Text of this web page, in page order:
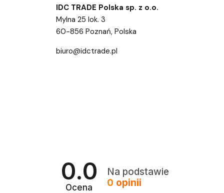
IDC TRADE Polska sp. z o.o.
Mylna 25 lok. 3
60-856 Poznań, Polska
biuro@idctrade.pl
0.0
Ocena
Na podstawie
0 opinii